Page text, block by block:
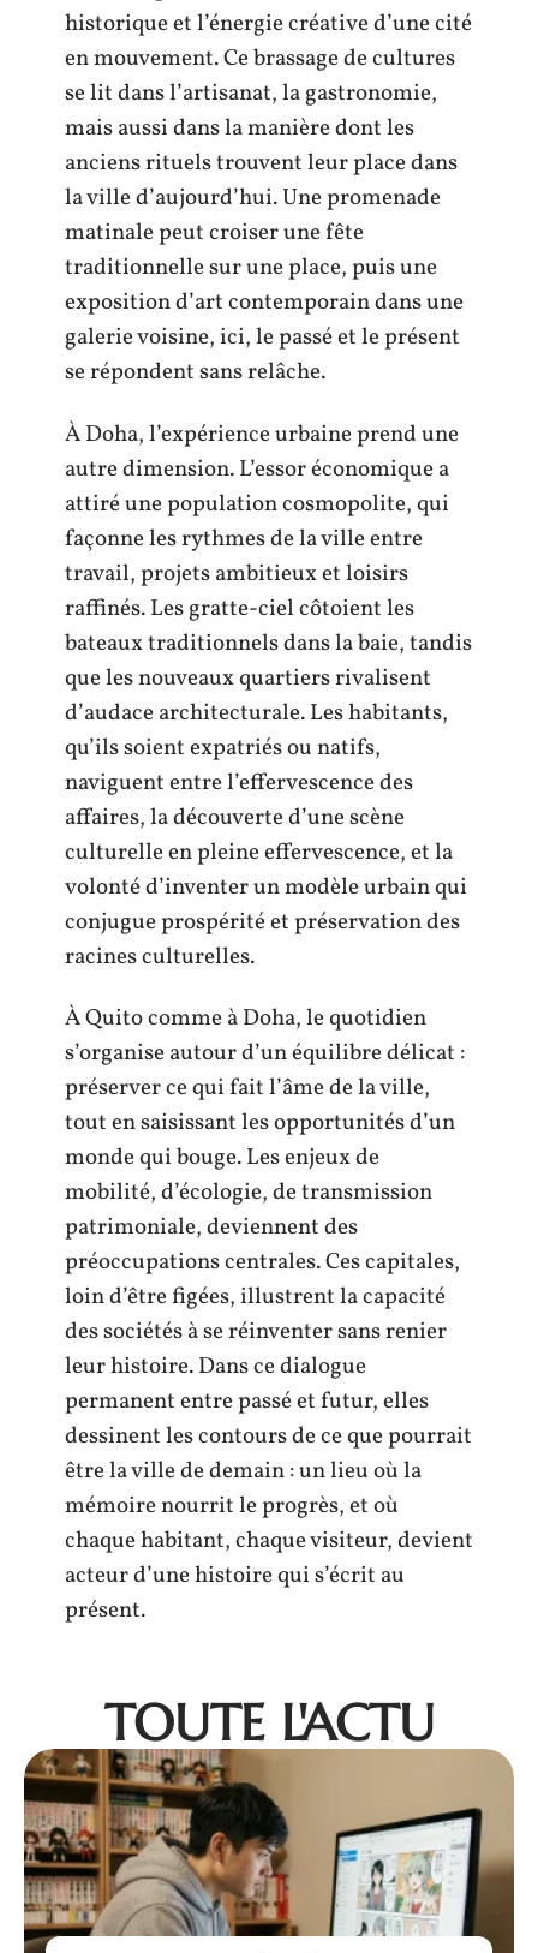
historique et l’énergie créative d’une cité
en mouvement. Ce brassage de cultures
se lit dans l’artisanat, la gastronomie,
mais aussi dans la manière dont les
anciens rituels trouvent leur place dans
la ville d’aujourd’hui. Une promenade
matinale peut croiser une fête
traditionnelle sur une place, puis une
exposition d’art contemporain dans une
galerie voisine, ici, le passé et le présent
se répondent sans relâche.
À Doha, l’expérience urbaine prend une
autre dimension. L’essor économique a
attiré une population cosmopolite, qui
façonne les rythmes de la ville entre
travail, projets ambitieux et loisirs
raffinés. Les gratte-ciel côtoient les
bateaux traditionnels dans la baie, tandis
que les nouveaux quartiers rivalisent
d’audace architecturale. Les habitants,
qu’ils soient expatriés ou natifs,
naviguent entre l’effervescence des
affaires, la découverte d’une scène
culturelle en pleine effervescence, et la
volonté d’inventer un modèle urbain qui
conjugue prospérité et préservation des
racines culturelles.
À Quito comme à Doha, le quotidien
s’organise autour d’un équilibre délicat :
préserver ce qui fait l’âme de la ville,
tout en saisissant les opportunités d’un
monde qui bouge. Les enjeux de
mobilité, d’écologie, de transmission
patrimoniale, deviennent des
préoccupations centrales. Ces capitales,
loin d’être figées, illustrent la capacité
des sociétés à se réinventer sans renier
leur histoire. Dans ce dialogue
permanent entre passé et futur, elles
dessinent les contours de ce que pourrait
être la ville de demain : un lieu où la
mémoire nourrit le progrès, et où
chaque habitant, chaque visiteur, devient
acteur d’une histoire qui s’écrit au
présent.
TOUTE L'ACTU